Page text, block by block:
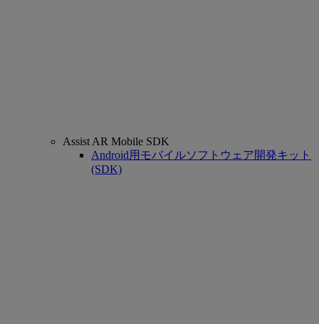
Assist AR Mobile SDK
Android用モバイルソフトウェア開発キット
(SDK)